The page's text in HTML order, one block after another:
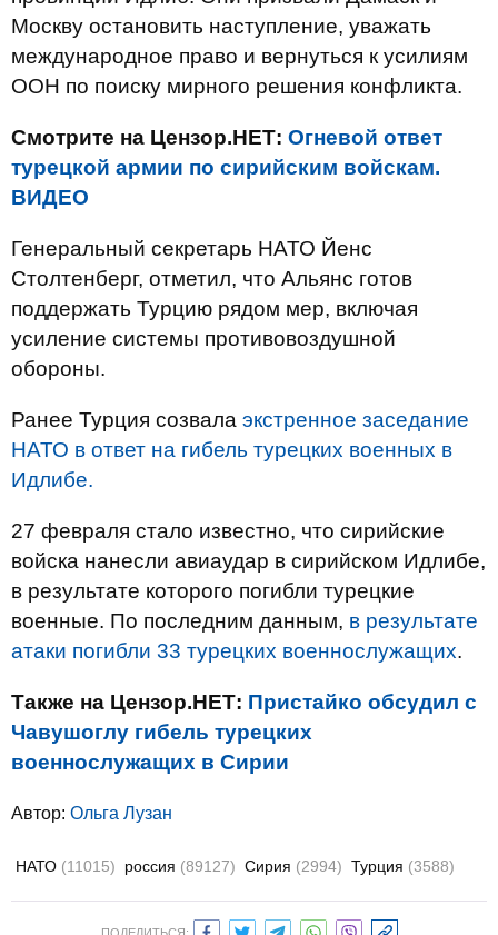
Москву остановить наступление, уважать
международное право и вернуться к усилиям
ООН по поиску мирного решения конфликта.
Смотрите на Цензор.НЕТ: Огневой ответ
турецкой армии по сирийским войскам.
ВИДЕО
Генеральный секретарь НАТО Йенс
Столтенберг, отметил, что Альянс готов
поддержать Турцию рядом мер, включая
усиление системы противовоздушной
обороны.
Ранее Турция созвала экстренное заседание
НАТО в ответ на гибель турецких военных в
Идлибе.
27 февраля стало известно, что сирийские
войска нанесли авиаудар в сирийском Идлибе,
в результате которого погибли турецкие
военные. По последним данным, в результате
атаки погибли 33 турецких военнослужащих.
Также на Цензор.НЕТ: Пристайко обсудил с
Чавушоглу гибель турецких
военнослужащих в Сирии
Автор: Ольга Лузан
НАТО (11015) россия (89127) Сирия (2994) Турция (3588)